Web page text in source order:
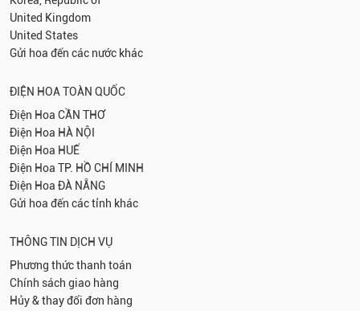
United Kingdom
United States
Gửi hoa đến các nước khác
ĐIỆN HOA TOÀN QUỐC
Điện Hoa CẦN THƠ
Điện Hoa HÀ NỘI
Điện Hoa HUẾ
Điện Hoa TP. HỒ CHÍ MINH
Điện Hoa ĐÀ NẴNG
Gửi hoa đến các tỉnh khác
THÔNG TIN DỊCH VỤ
Phương thức thanh toán
Chính sách giao hàng
Hủy & thay đổi đơn hàng